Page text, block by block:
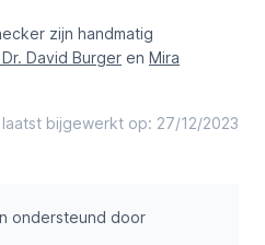
zijn handmatig
David Burger en Mira
bijgewerkt op: 27/12/2023
ondersteund door